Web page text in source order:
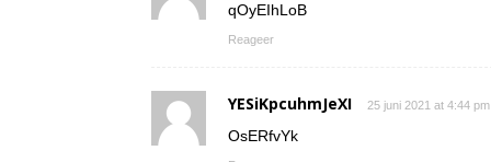
qOyEIhLoB
Reageer
YESiKpcuhmJeXI 25 juni 2021 at 4:44 pm
OsERfvYk